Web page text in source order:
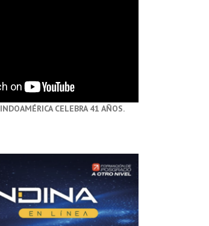
INDOAMÉRICA CELEBRA 41 AÑOS.